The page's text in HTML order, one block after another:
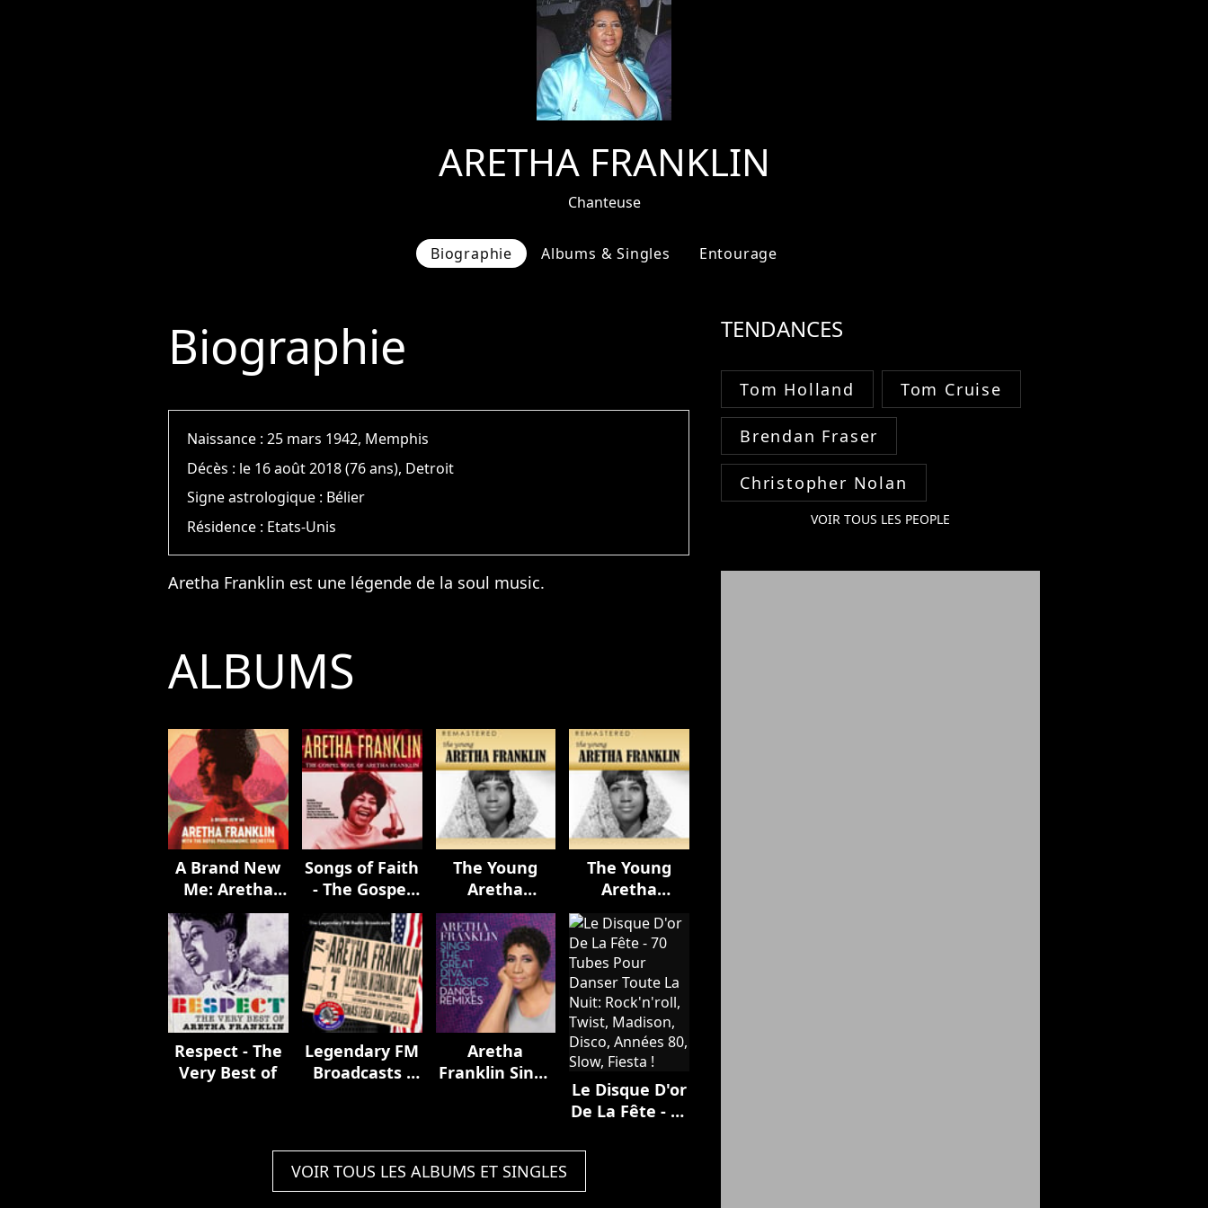
ARETHA FRANKLIN
Chanteuse
Biographie Albums & Singles Entourage
Biographie
Naissance :25 mars 1942, Memphis
Décès : le 16 août 2018 (76 ans), Detroit
Signe astrologique : Bélier
Résidence : Etats-Unis
Aretha Franklin est une légende de la soul music.
ALBUMS
A Brand New
Me: Aretha
Franklin (with
The Royal
Philharmonic
Orchestra)
Songs of Faith
- The Gospel
Soul of Aretha
Franklin
The Young
Aretha
Franklin
(Remastered)
The Young
Aretha
(Remastered)
Respect - The
Very Best of
Legendary FM
Broadcasts -
Aretha
Franklin Sings
Le Disque D'or
De La Fête - 70
Danser Toute
Rock'n'roll,
VOIR TOUS LES ALBUMS ET SINGLES
TENDANCES
Tom Holland Tom Cruise
Brendan Fraser
Christopher Nolan
VOIR TOUS LES PEOPLE